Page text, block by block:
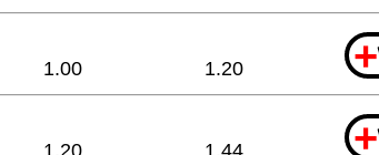
+
1.00 1.20
+